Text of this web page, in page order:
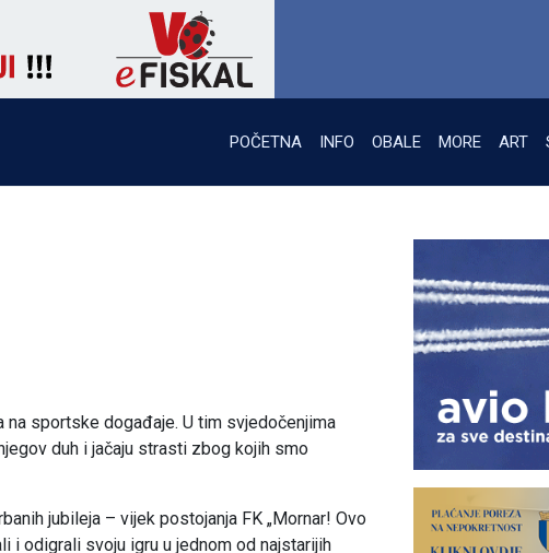
POČETNA INFO OBALE MORE ART
sportske događaje. U tim svjedočenjima
duh i jačaju strasti zbog kojih smo
jubileja – vijek postojanja FK „Mornar! Ovo
i odigrali svoju igru u jednom od najstarijih